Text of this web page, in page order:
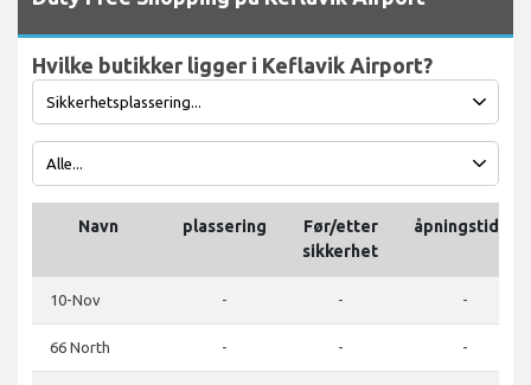
Hvilke butikker ligger i Keflavik Airport?
Navn plassering
Før/etter
sikkerhet
åpningstider
10-Nov - - -
66 North - - -